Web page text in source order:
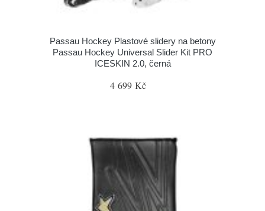
Passau Hockey Plastové slidery na betony
Passau Hockey Universal Slider Kit PRO
ICESKIN 2.0, černá
4 699 Kč